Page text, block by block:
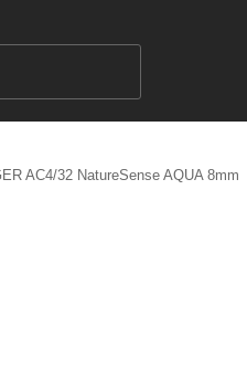
AC4/32 NatureSense AQUA 8mm